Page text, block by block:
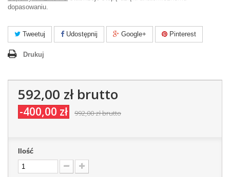
dopasowaniu.
Tweetuj Udostępnij Google+ Pinterest
Drukuj
592,00 złbrutto
-400,00 zł 992,00 złbrutto
Ilość